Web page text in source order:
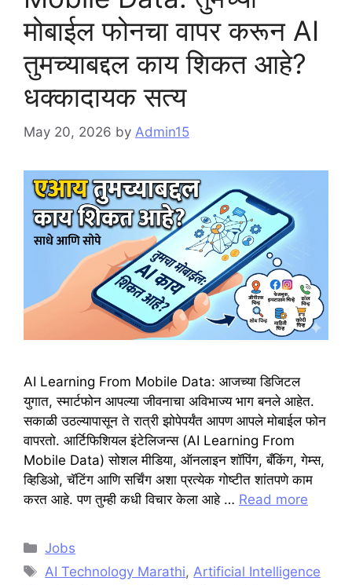
मोबाईल फोनचा वापर करून AI
तुमच्याबद्दल काय शिकत आहे?
धक्कादायक सत्य
May 20, 2026 by Admin15
AI Learning From Mobile Data: आजच्या डिजिटल
युगात, स्मार्टफोन आपल्या जीवनाचा अविभाज्य भाग बनले आहेत.
सकाळी उठल्यापासून ते रात्री झोपेपर्यंत आपण आपले मोबाईल फोन
वापरतो. आर्टिफिशियल इंटेलिजन्स (AI Learning From
Mobile Data) सोशल मीडिया, ऑनलाइन शॉपिंग, बँकिंग, गेम्स,
व्हिडिओ, चॅटिंग आणि सर्चिंग अशा प्रत्येक गोष्टीत शांतपणे काम
करत आहे. पण तुम्ही कधी विचार केला आहे … Read more
Categories
Jobs
Tags
AI Technology Marathi,Artificial Intelligence